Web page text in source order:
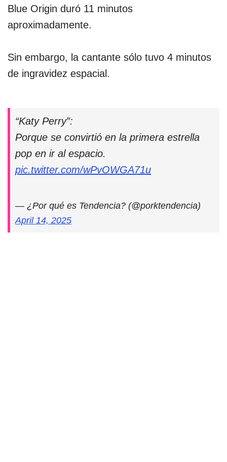
Blue Origin duró 11 minutos
aproximadamente.
Sin embargo, la cantante sólo tuvo 4 minutos
de ingravidez espacial.
“Katy Perry”:
Porque se convirtió en la primera estrella
pop en ir al espacio.
pic.twitter.com/wPvOWGA71u
— ¿Por qué es Tendencia? (@porktendencia)
April 14, 2025